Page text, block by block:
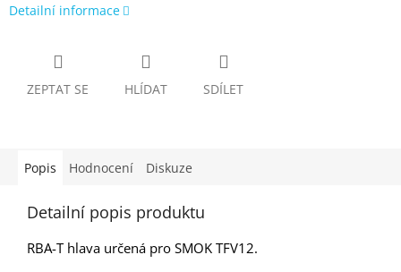
Detailní informace
ZEPTAT SE HLÍDAT SDÍLET
Popis Hodnocení Diskuze
Detailní popis produktu
RBA-T hlava určená pro SMOK TFV12.